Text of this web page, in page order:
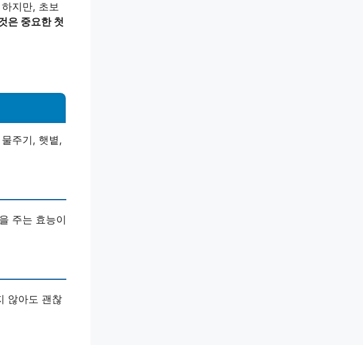
지만, 초보
은 중요한 첫
주기, 햇볕,
주는 효능이
않아도 괜찮